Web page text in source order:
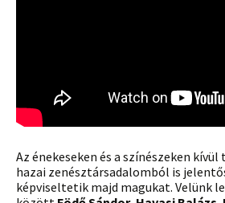
Az énekeseken és a színészeken
hazai zenésztársadalomból is
képviseltetik majd magukat. Velünk